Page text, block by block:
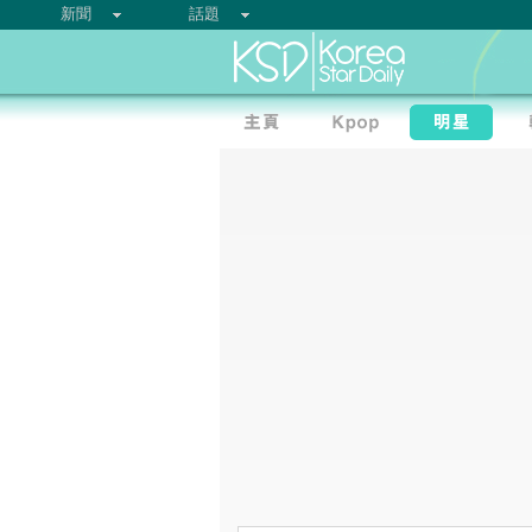
新聞 話題